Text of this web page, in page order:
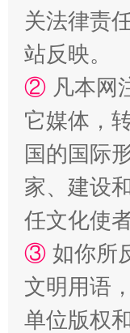
关法律责
站反映。
② 凡本网
它媒体，
国的国际
家、建设
任文化使
③ 如你所
文明用语
单位版权